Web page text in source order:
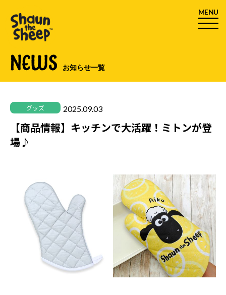
MENU
NEWS お知らせ一覧
グッズ 2025.09.03
【商品情報】キッチンで大活躍！ミトンが登
場♪